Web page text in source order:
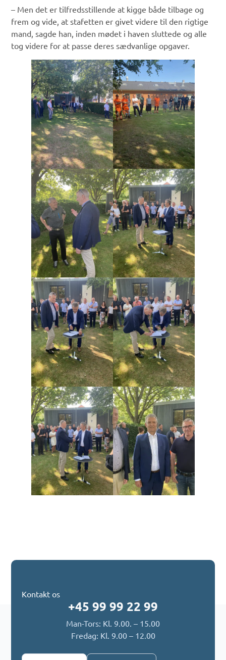
– Men det er tilfredsstillende at kigge både tilbage og
frem og vide, at stafetten er givet videre til den rigtige
mand, sagde han, inden mødet i haven sluttede og alle
tog videre for at passe deres sædvanlige opgaver.
Kontakt os
+45 99 99 22 99
Man-Tors: Kl. 9.00. – 15.00
Fredag: Kl. 9.00 – 12.00